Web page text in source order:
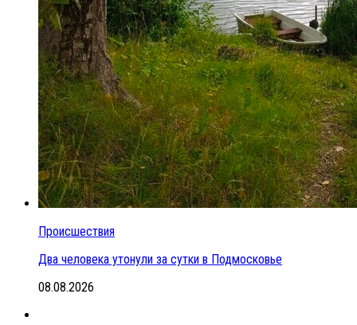
Происшествия
Два человека утонули за сутки в Подмосковье
08.08.2026